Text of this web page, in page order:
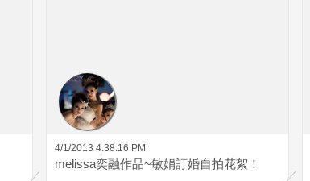
4/1/2013 4:38:16 PM
melissa奕融作品~敏娟訂婚自拍花絮！